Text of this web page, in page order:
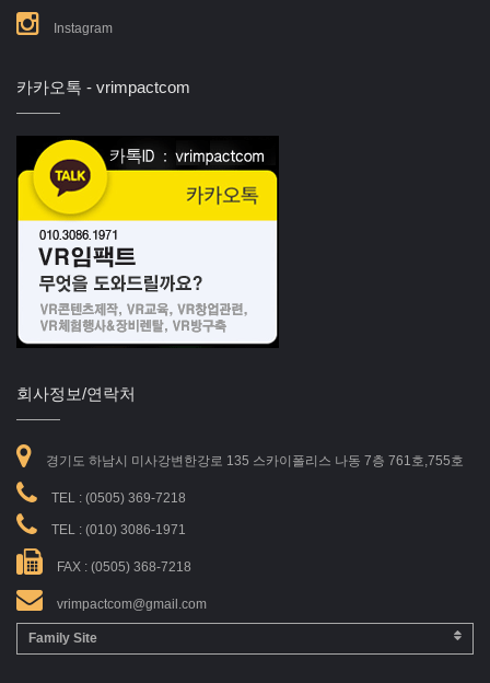
Instagram
카카오톡 - vrimpactcom
회사정보/연락처
경기도 하남시 미사강변한강로 135 스카이폴리스 나동 7층 761호,755호
TEL : (0505) 369-7218
TEL : (010) 3086-1971
FAX : (0505) 368-7218
vrimpactcom@gmail.com
Family Site